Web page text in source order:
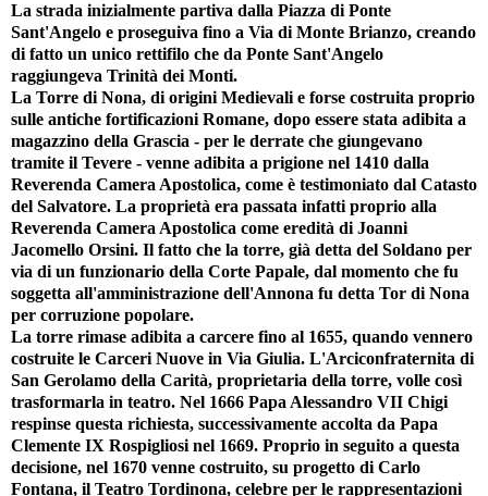
La strada inizialmente partiva dalla Piazza di Ponte
Sant'Angelo e proseguiva fino a Via di Monte Brianzo, creando
di fatto un unico rettifilo che da Ponte Sant'Angelo
raggiungeva Trinità dei Monti.
La Torre di Nona, di origini Medievali e forse costruita proprio
sulle antiche fortificazioni Romane, dopo essere stata adibita a
magazzino della Grascia - per le derrate che giungevano
tramite il Tevere - venne adibita a prigione nel 1410 dalla
Reverenda Camera Apostolica, come è testimoniato dal Catasto
del Salvatore. La proprietà era passata infatti proprio alla
Reverenda Camera Apostolica come eredità di Joanni
Jacomello Orsini. Il fatto che la torre, già detta del Soldano per
via di un funzionario della Corte Papale, dal momento che fu
soggetta all'amministrazione dell'Annona fu detta Tor di Nona
per corruzione popolare.
La torre rimase adibita a carcere fino al 1655, quando vennero
costruite le Carceri Nuove in Via Giulia. L'Arciconfraternita di
San Gerolamo della Carità, proprietaria della torre, volle così
trasformarla in teatro. Nel 1666 Papa Alessandro VII Chigi
respinse questa richiesta, successivamente accolta da Papa
Clemente IX Rospigliosi nel 1669. Proprio in seguito a questa
decisione, nel 1670 venne costruito, su progetto di Carlo
Fontana, il Teatro Tordinona, celebre per le rappresentazioni